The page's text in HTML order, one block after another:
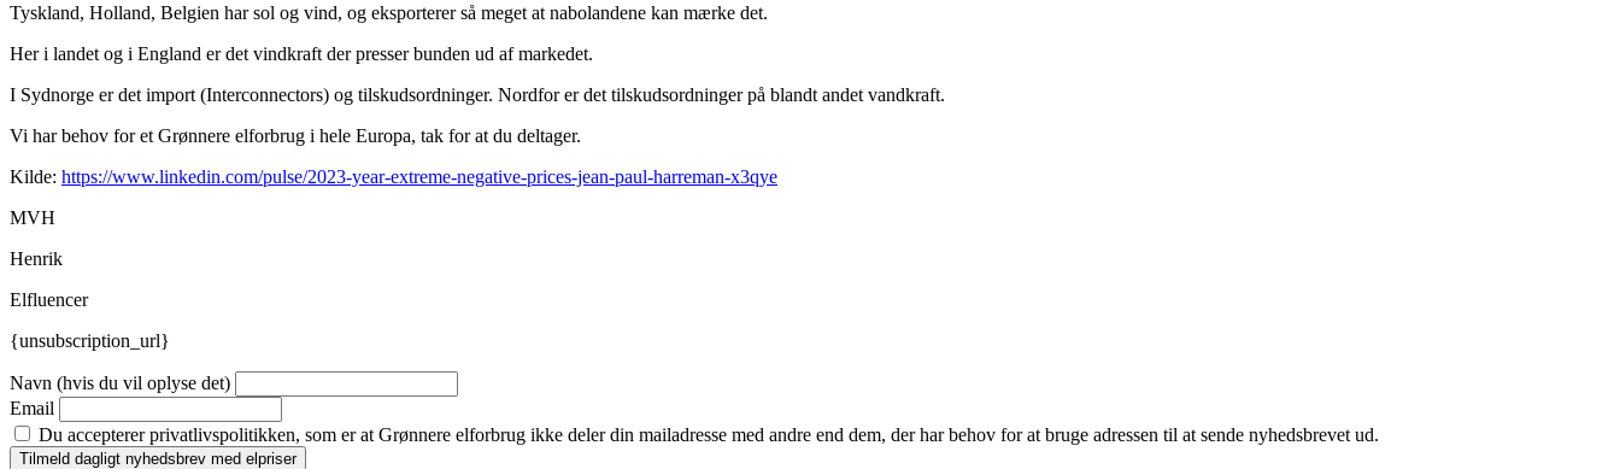
Tyskland, Holland, Belgien har sol og vind, og eksporterer så meget at nabolandene kan mærke det.
Her i landet og i England er det vindkraft der presser bunden ud af markedet.
I Sydnorge er det import (Interconnectors) og tilskudsordninger. Nordfor er det tilskudsordninger på blandt andet vandkraft.
Vi har behov for et Grønnere elforbrug i hele Europa, tak for at du deltager.
Kilde: https://www.linkedin.com/pulse/2023-year-extreme-negative-prices-jean-paul-harreman-x3qye
MVH
Henrik
Elfluencer
{unsubscription_url}
Navn (hvis du vil oplyse det)
Email
Du accepterer privatlivspolitikken, som er at Grønnere elforbrug ikke deler din mailadresse med andre end dem, der har behov for at bruge adressen til at sende nyhedsbrevet ud.